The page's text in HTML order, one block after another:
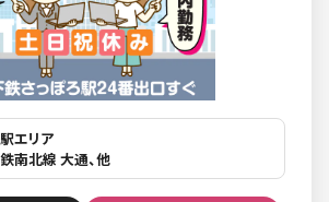
エリア
南北線 大通、他